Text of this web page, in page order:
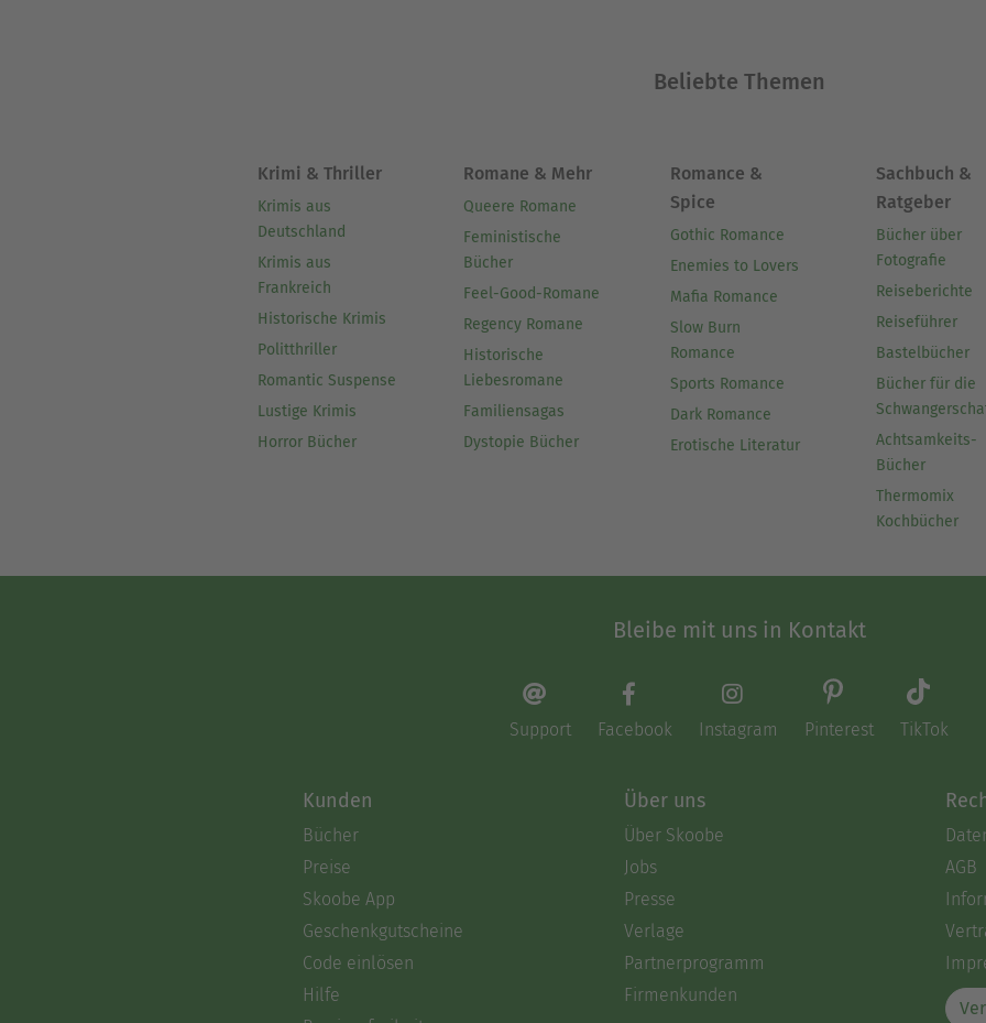
Beliebte Themen
Krimi & Thriller
Krimis aus
Deutschland
Krimis aus
Frankreich
Historische Krimis
Politthriller
Romantic Suspense
Lustige Krimis
Horror Bücher
Romane & Mehr
Queere Romane
Feministische
Bücher
Feel-Good-Romane
Regency Romane
Historische
Liebesromane
Familiensagas
Dystopie Bücher
Romance &
Spice
Gothic Romance
Enemies to Lovers
Mafia Romance
Slow Burn
Romance
Sports Romance
Dark Romance
Erotische Literatur
Sachbuch &
Ratgeber
Bücher über
Fotografie
Reiseberichte
Reiseführer
Bastelbücher
Bücher für die
Achtsamkeits-
Bücher
Thermomix
Kochbücher
Bleibe mit uns in Kontakt
Support Facebook Instagram Pinterest TikTok
Kunden
Bücher
Preise
Skoobe App
Geschenkgutscheine
Code einlösen
Hilfe
Über uns
Über Skoobe
Jobs
Presse
Verlage
Partnerprogramm
Firmenkunden
AGB